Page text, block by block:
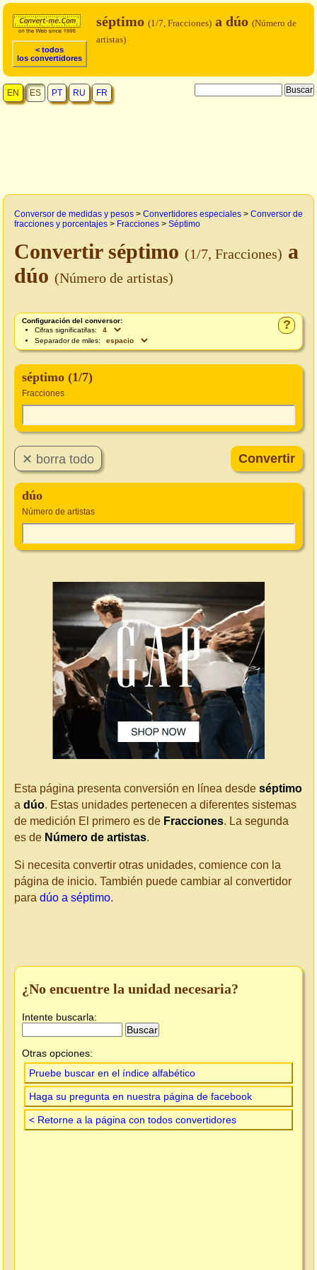
< todos
los convertidores
séptimo (1/7, Fracciones) a dúo (Número de
artistas)
EN ES PT RU FR
Conversor de medidas y pesos > Convertidores especiales > Conversor de
fracciones y porcentajes > Fracciones > Séptimo
Convertir séptimo (1/7, Fracciones) a
dúo (Número de artistas)
?
Configuración del conversor:
Cifras significatifas:
Separador de miles:
séptimo (1/7)
Fracciones
dúo
Número de artistas
Esta página presenta conversión en línea desde séptimo
a dúo. Estas unidades pertenecen a diferentes sistemas
de medición El primero es de Fracciones. La segunda
es de Número de artistas.
Si necesita convertir otras unidades, comience con la
página de inicio. También puede cambiar al convertidor
para dúo a séptimo.
¿No encuentre la unidad necesaria?
Intente buscarla:
Otras opciones:
Pruebe buscar en el índice alfabético
Haga su pregunta en nuestra página de facebook
< Retorne a la página con todos convertidores